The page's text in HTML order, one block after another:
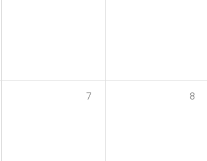
7 8